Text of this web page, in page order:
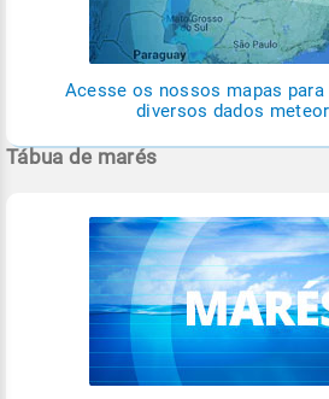
Acesse os nossos mapas
diversos dados
Tábua de marés